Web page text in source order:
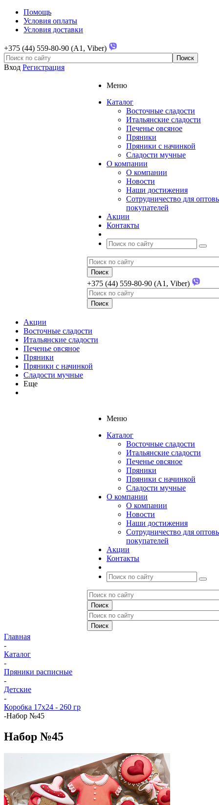
Помощь
Условия оплаты
Условия доставки
+375 (44) 559-80-90 (A1, Viber)
Вход Регистрация
Меню
Каталог
Восточные сладости
Итальянские сладости
Печенье овсяное
Пряники
Пряники с начинкой
Сладости мучные
О компании
О компании
Новости
Наши достижения
Сотрудничество для
покупателей
Акции
Контакты
+375 (44) 559-80-90 (A1, Viber)
Акции
Восточные сладости
Итальянские сладости
Печенье овсяное
Пряники
Пряники с начинкой
Сладости мучные
Еще
Меню
Каталог
Восточные сладости
Итальянские сладости
Печенье овсяное
Пряники
Пряники с начинкой
Сладости мучные
О компании
О компании
Новости
Наши достижения
Сотрудничество для
покупателей
Акции
Контакты
Главная
-
Каталог
-
Пряники расписные
-
Детские
-
Коробка 17x24 - 260 гр
-Набор №45
Набор №45